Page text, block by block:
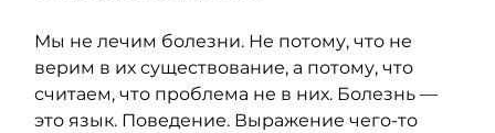
Мы не лечим болезни. Не потому, что не
верим в их существование, а потому, что
считаем, что проблема не в них. Болезнь —
это язык. Поведение. Выражение чего-то